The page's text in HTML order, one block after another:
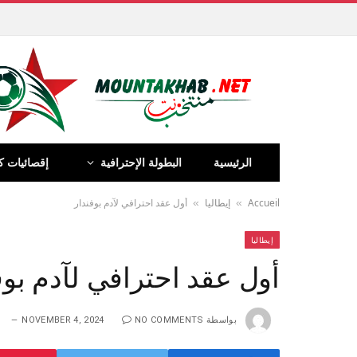
الرئيسية البطولة الإحترافية إقصائيات
Accueil
» إيطاليا » أول عقد احترافي لآدم بوفندار
إيطاليا
أول عقد احترافي لآدم
بواسطة NOVEMBER 4, 2024 NO COMMENTS